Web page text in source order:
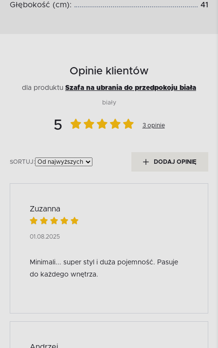
Głębokość (cm): 41
Opinie klientów
dla produktu Szafa na ubrania do przedpokoju biała
biały
5 3 opinie
SORTUJ: DODAJ OPINIĘ
Zuzanna
01.08.2025
Minimali... super styl i duża pojemność. Pasuje
do każdego wnętrza.